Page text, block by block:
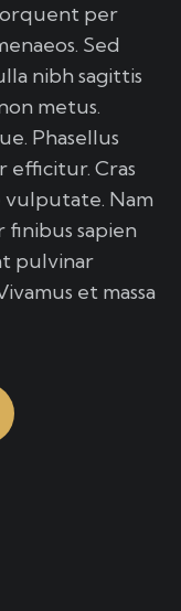
per
Sed
nibh sagittis
metus.
Phasellus
Cras
Nam
sapien
pulvinar
et massa